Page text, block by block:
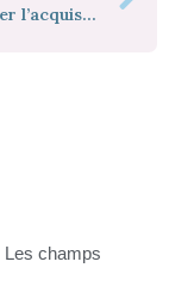
Accompagner l’acquisition de la marche
Les champs